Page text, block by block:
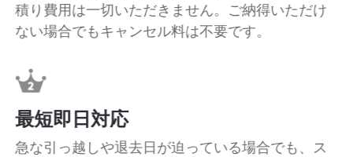
積り費用は一切いただきません。ご納得いただけ
ない場合でもキャンセル料は不要です。
最短即日対応
急な引っ越しや退去日が迫っている場合でも、ス